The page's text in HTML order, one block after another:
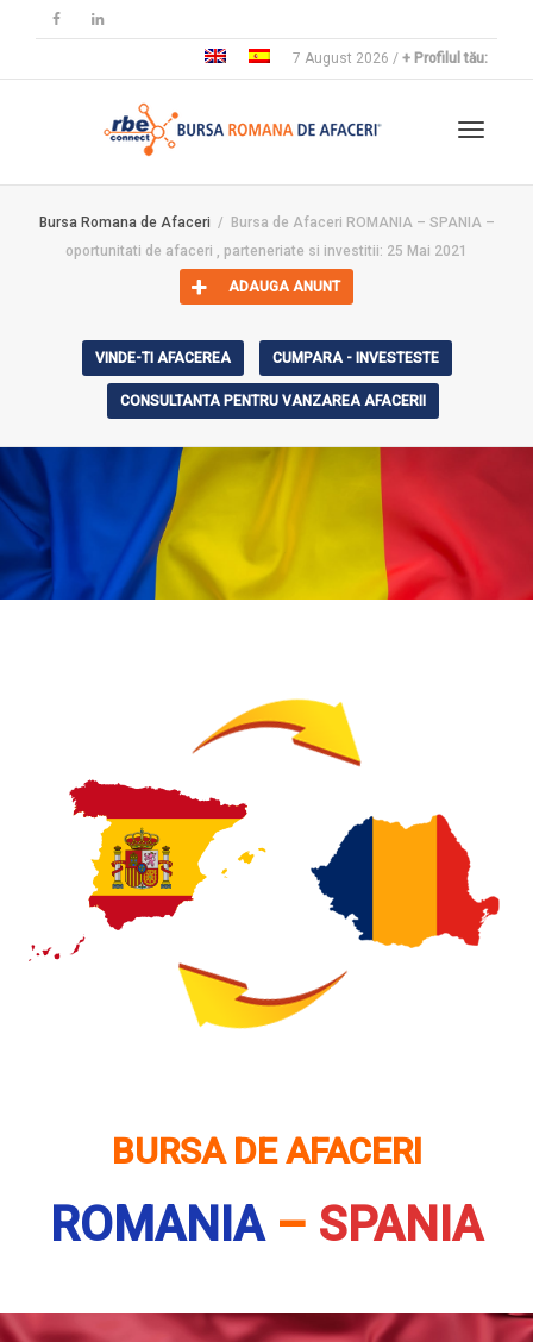
7 August 2026 / + Profilul tău:
Bursa Romana de Afaceri
Bursa de Afaceri ROMANIA – SPANIA –
oportunitati de afaceri , parteneriate si investitii: 25 Mai 2021
ADAUGA ANUNT
VINDE-TI AFACEREA CUMPARA - INVESTESTE
CONSULTANTA PENTRU VANZAREA AFACERII
BURSA DE AFACERI
ROMANIA – SPANIA